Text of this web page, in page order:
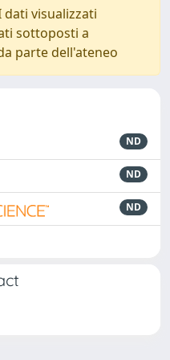
dati visualizzati
sottoposti a
parte dell'ateneo
ND
ND
ND